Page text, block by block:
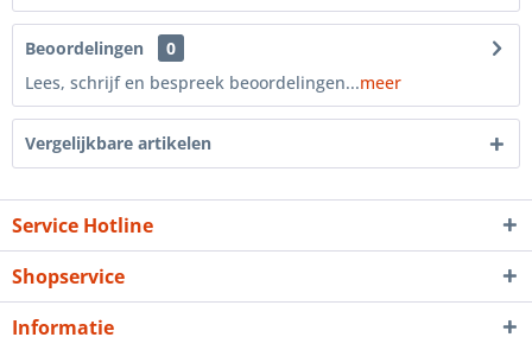
Beoordelingen
0
Lees, schrijf en bespreek beoordelingen...meer
Vergelijkbare artikelen
Service Hotline
Shopservice
Informatie